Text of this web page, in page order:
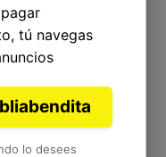
tú navegas
lo desees